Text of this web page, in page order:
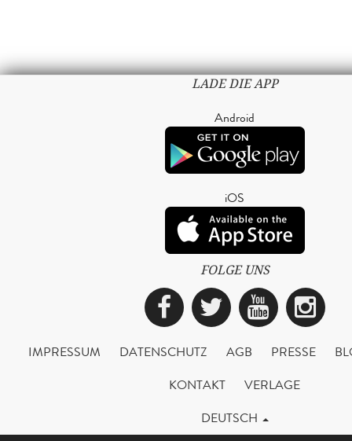
LADE DIE APP
Android
iOS
FOLGE UNS
Facebook
Twitter
IMPRESSUM DATENSCHUTZ AGB PRESSE
KONTAKT
VERLAGE
DEUTSCH